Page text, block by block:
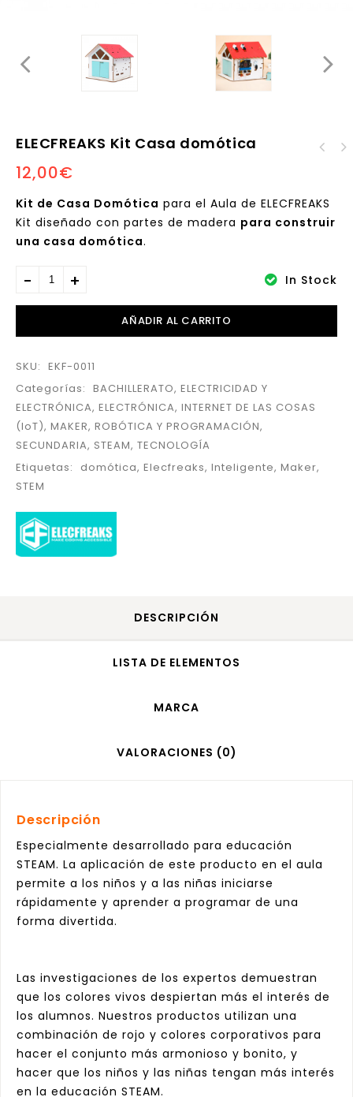
ELECFREAKS Kit Casa domótica
12,00€
Kit de Casa Domótica para el Aula de ELECFREAKS
Kit diseñado con partes de madera para construir
una casa domótica.
In Stock
AÑADIR AL CARRITO
SKU: EKF-0011
Categorías: BACHILLERATO, ELECTRICIDAD Y
ELECTRÓNICA, ELECTRÓNICA, INTERNET DE LAS COSAS
(IoT), MAKER, ROBÓTICA Y PROGRAMACIÓN,
SECUNDARIA, STEAM, TECNOLOGÍA
Etiquetas:
domótica, Elecfreaks, Inteligente, Maker,
STEM
DESCRIPCIÓN
LISTA DE ELEMENTOS
MARCA
VALORACIONES (0)
Descripción
Especialmente desarrollado para educación
STEAM. La aplicación de este producto en el aula
permite a los niños y a las niñas iniciarse
rápidamente y aprender a programar de una
forma divertida.
Las investigaciones de los expertos demuestran
que los colores vivos despiertan más el interés de
los alumnos. Nuestros productos utilizan una
combinación de rojo y colores corporativos para
hacer el conjunto más armonioso y bonito, y
hacer que los niños y las niñas tengan más interés
en la educación STEAM.